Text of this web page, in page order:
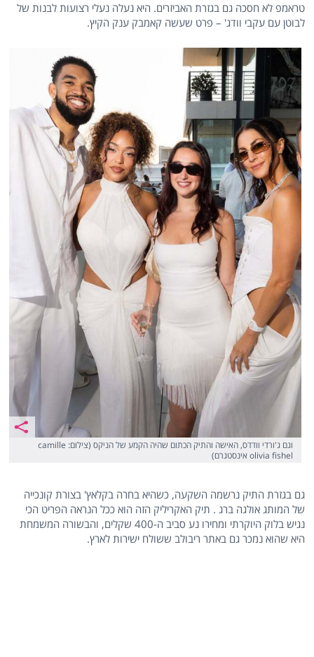
טראמפ לא חסכה גם בגזרת האביזרים. היא נעלה נעלי רצועות לבנות של
לבוטן עם עקבי וודג' – פרט שעשה קאמבק ענק הקיץ.
וגם ג'ורדי וודדס, האישה והתיק הכתום שהיה הקמע של הניקס (צילום: camille
olivia fishel אינסטגרם)
גם בגזרת התיק נרשמה השקעה, כשהיא בחרה בקלאץ' בצורת קונכייה
של המותג אולגה ברג . תיק האקריליק הזה הוא ככל הנראה הפריט הכי
נגיש בלוק היוקרתי ומחירו נע סביב ה-400 שקלים, והבשורה המשמחת
היא שהוא נמכר גם באתר ריבולב ששולח ישירות לארץ.